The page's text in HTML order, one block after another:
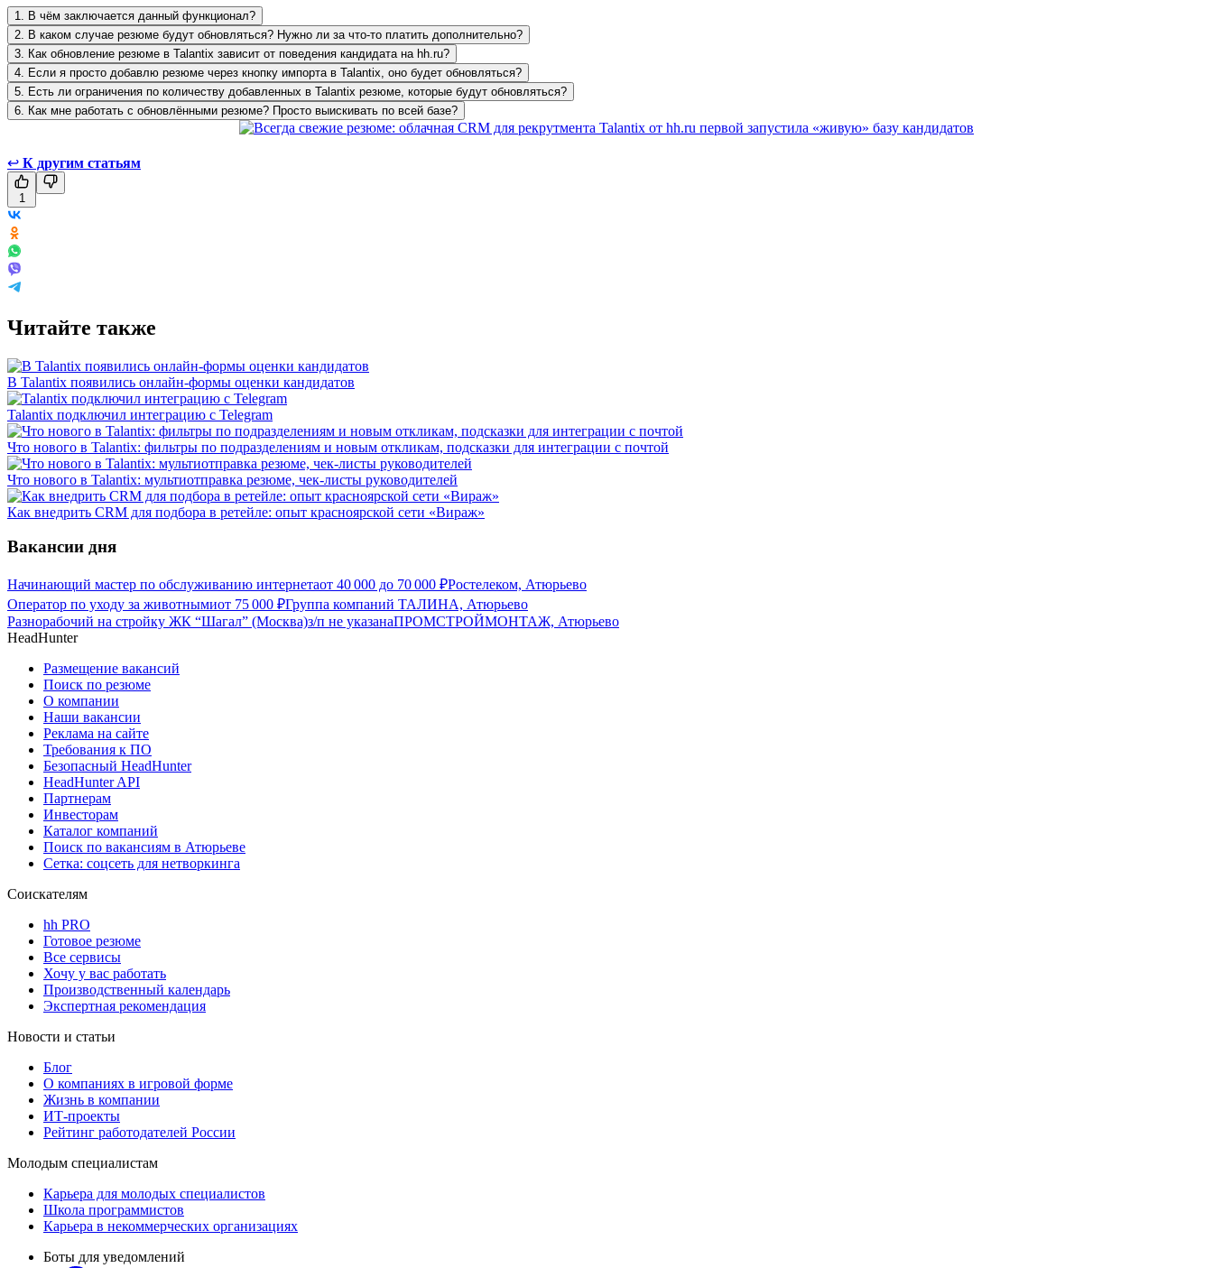
1. В чём заключается данный функционал?
2. В каком случае резюме будут обновляться? Нужно ли за что-то платить дополнительно?
3. Как обновление резюме в Talantix зависит от поведения кандидата на hh.ru?
4. Если я просто добавлю резюме через кнопку импорта в Talantix, оно будет обновляться?
5. Есть ли ограничения по количеству добавленных в Talantix резюме, которые будут обновляться?
6. Как мне работать с обновлёнными резюме? Просто выискивать по всей базе?
↩ К другим статьям
1
Читайте также
В Talantix появились онлайн-формы оценки кандидатов
Talantix подключил интеграцию с Telegram
Что нового в Talantix: фильтры по подразделениям и новым откликам, подсказки для интеграции с почтой
Что нового в Talantix: мультиотправка резюме, чек-листы руководителей
Как внедрить CRM для подбора в ретейле: опыт красноярской сети «Вираж»
Вакансии дня
Начинающий мастер по обслуживанию интернетаот 40 000 до 70 000 ₽Ростелеком, Атюрьево
Оператор по уходу за животнымиот 75 000 ₽Группа компаний ТАЛИНА, Атюрьево
Разнорабочий на стройку ЖК “Шагал” (Москва)з/п не указанаПРОМСТРОЙМОНТАЖ, Атюрьево
HeadHunter
Размещение вакансий
Поиск по резюме
О компании
Наши вакансии
Реклама на сайте
Требования к ПО
Безопасный HeadHunter
HeadHunter API
Партнерам
Инвесторам
Каталог компаний
Поиск по вакансиям в Атюрьеве
Сетка: соцсеть для нетворкинга
Соискателям
hh PRO
Готовое резюме
Все сервисы
Хочу у вас работать
Производственный календарь
Экспертная рекомендация
Новости и статьи
Блог
О компаниях в игровой форме
Жизнь в компании
ИТ-проекты
Рейтинг работодателей России
Молодым специалистам
Карьера для молодых специалистов
Школа программистов
Карьера в некоммерческих организациях
Боты для уведомлений